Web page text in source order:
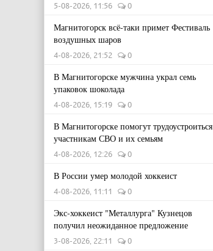
5-08-2026, 11:56 0
Магнитогорск всё-таки примет Фестиваль
воздушных шаров
4-08-2026, 21:52 0
В Магнитогорске мужчина украл семь
упаковок шоколада
4-08-2026, 15:19 0
В Магнитогорске помогут трудоустроиться
участникам СВО и их семьям
4-08-2026, 12:26 0
В России умер молодой хоккеист
4-08-2026, 11:11 0
Экс-хоккеист "Металлурга" Кузнецов
получил неожиданное предложение
3-08-2026, 22:11 0